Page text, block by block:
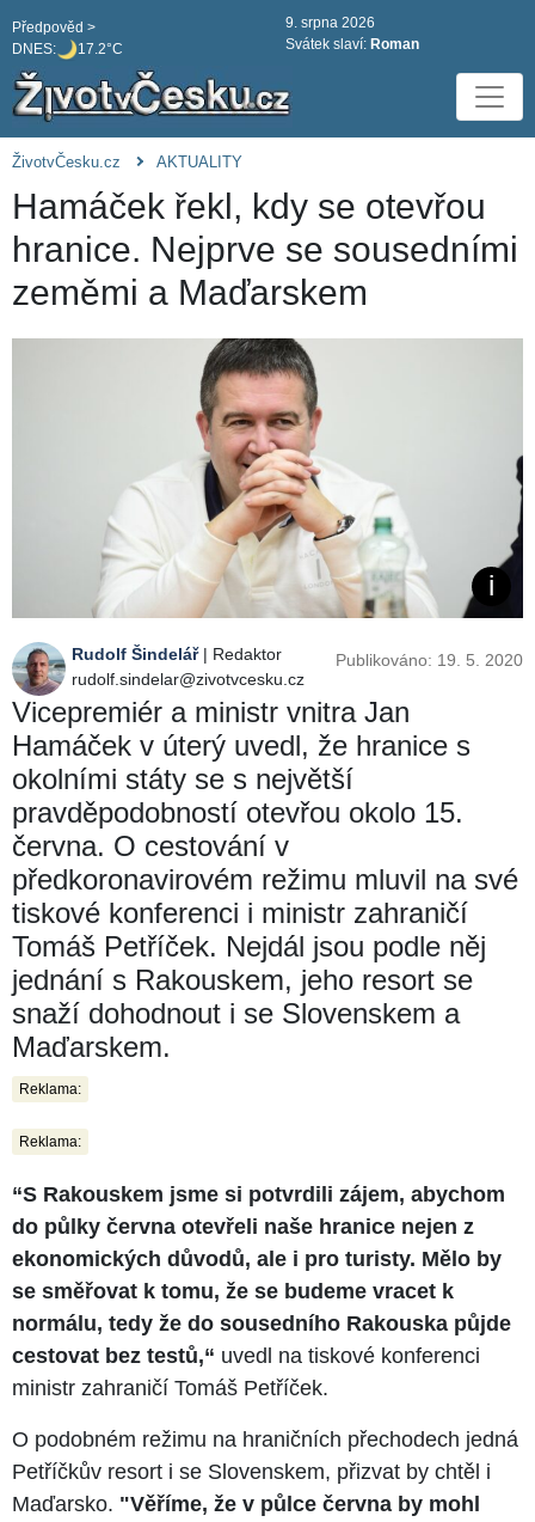
DNES: 17.2°C
Předpověd >
9. srpna 2026
Svátek slaví: Roman
ŽivotvČesku.cz AKTUALITY
Hamáček řekl, kdy se otevřou
hranice. Nejprve se sousedními
zeměmi a Maďarskem
Rudolf Šindelář| Redaktor
rudolf.sindelar@zivotvcesku.cz
Publikováno: 19. 5. 2020
Vicepremiér a ministr vnitra Jan
Hamáček v úterý uvedl, že hranice s
okolními státy se s největší
pravděpodobností otevřou okolo 15.
června. O cestování v
předkoronavirovém režimu mluvil na své
tiskové konferenci i ministr zahraničí
Tomáš Petříček. Nejdál jsou podle něj
jednání s Rakouskem, jeho resort se
snaží dohodnout i se Slovenskem a
Maďarskem.
Reklama:
Reklama:
“S Rakouskem jsme si potvrdili zájem, abychom
do půlky června otevřeli naše hranice nejen z
ekonomických důvodů, ale i pro turisty. Mělo by
se směřovat k tomu, že se budeme vracet k
normálu, tedy že do sousedního Rakouska půjde
cestovat bez testů,“ uvedl na tiskové konferenci
ministr zahraničí Tomáš Petříček.
O podobném režimu na hraničních přechodech jedná
Petříčkův resort i se Slovenskem, přizvat by chtěl i
Maďarsko. "Věříme, že v půlce června by mohl